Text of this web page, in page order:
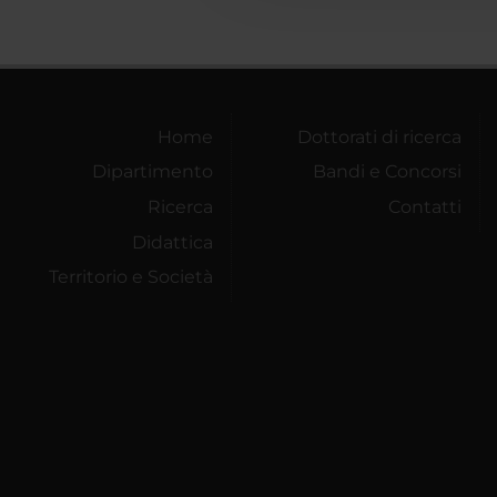
Home
Dipartimento
Ricerca
Didattica
Territorio e Società
Dottorati di ricerca
Bandi e Concorsi
Contatti